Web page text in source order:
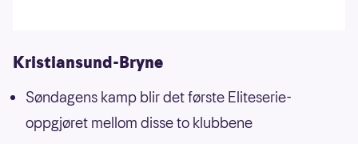
Kristiansund-Bryne
Søndagens kamp blir det første Eliteserie-
oppgjøret mellom disse to klubbene